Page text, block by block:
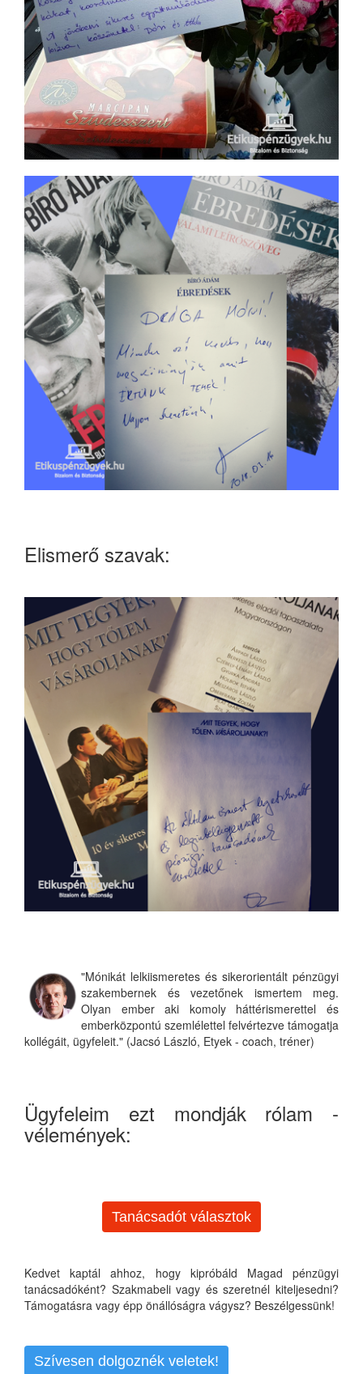
Elismerő szavak:
"Mónikát lelkiismeretes és sikerorientált pénzügyi
szakembernek és vezetőnek ismertem meg.
Olyan ember aki komoly háttérismerettel és
emberközpontú szemlélettel felvértezve támogatja
kollégáit, ügyfeleit." (Jacsó László, Etyek - coach, tréner)
Ügyfeleim ezt mondják rólam -
vélemények:
Tanácsadót választok
Kedvet kaptál ahhoz, hogy kipróbáld Magad pénzügyi
tanácsadóként? Szakmabeli vagy és szeretnél kiteljesedni?
Támogatásra vagy épp önállóságra vágysz? Beszélgessünk!
Szívesen dolgoznék veletek!